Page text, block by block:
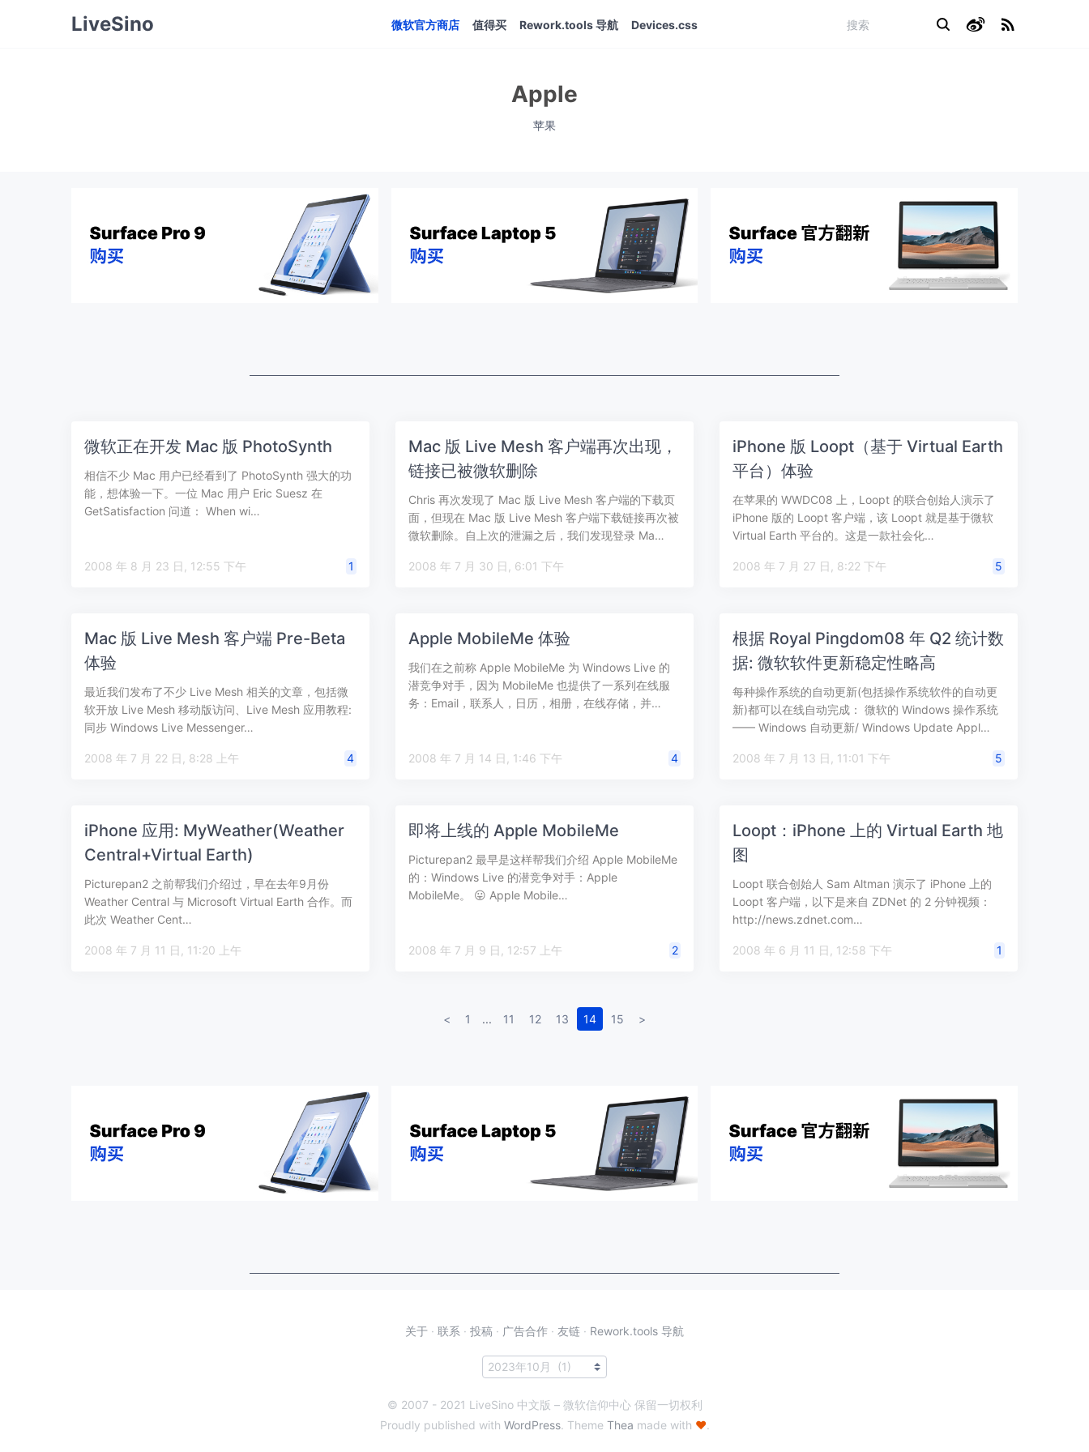
LiveSino 微软官方商店 值得买 Rework.tools 导航 Devices.css
Apple
苹果
微软正在开发 Mac 版 PhotoSynth
相信不少 Mac 用户已经看到了 PhotoSynth 强大的功
能，想体验一下。一位 Mac 用户 Eric Suesz 在
GetSatisfaction 问道： When wi…
2008 年 8 月 23 日, 12:55 下午 1
Mac 版 Live Mesh 客户端再次出现，
链接已被微软删除
Chris 再次发现了 Mac 版 Live Mesh 客户端的下载页
面，但现在 Mac 版 Live Mesh 客户端下载链接再次被
微软删除。自上次的泄漏之后，我们发现登录 Ma…
2008 年 7 月 30 日, 6:01 下午
iPhone 版 Loopt（基于 Virtual Earth
平台）体验
在苹果的 WWDC08 上，Loopt 的联合创始人演示了
iPhone 版的 Loopt 客户端，该 Loopt 就是基于微软
Virtual Earth 平台的。这是一款社会化…
2008 年 7 月 27 日, 8:22 下午 5
Mac 版 Live Mesh 客户端 Pre-Beta
体验
最近我们发布了不少 Live Mesh 相关的文章，包括微
软开放 Live Mesh 移动版访问、Live Mesh 应用教程:
同步 Windows Live Messenger…
2008 年 7 月 22 日, 8:28 上午 4
Apple MobileMe 体验
我们在之前称 Apple MobileMe 为 Windows Live 的
潜竞争对手，因为 MobileMe 也提供了一系列在线服
务：Email，联系人，日历，相册，在线存储，并…
2008 年 7 月 14 日, 1:46 下午 4
根据 Royal Pingdom08 年 Q2 统计数
据: 微软软件更新稳定性略高
每种操作系统的自动更新(包括操作系统软件的自动更
新)都可以在线自动完成： 微软的 Windows 操作系统
—— Windows 自动更新/ Windows Update Appl…
2008 年 7 月 13 日, 11:01 下午 5
iPhone 应用: MyWeather(Weather
Central+Virtual Earth)
Picturepan2 之前帮我们介绍过，早在去年9月份
Weather Central 与 Microsoft Virtual Earth 合作。而
此次 Weather Cent…
2008 年 7 月 11 日, 11:20 上午
即将上线的 Apple MobileMe
Picturepan2 最早是这样帮我们介绍 Apple MobileMe
的：Windows Live 的潜竞争对手：Apple
MobileMe。 😛 Apple Mobile…
2008 年 7 月 9 日, 12:57 上午 2
Loopt：iPhone 上的 Virtual Earth 地
图
Loopt 联合创始人 Sam Altman 演示了 iPhone 上的
Loopt 客户端，以下是来自 ZDNet 的 2 分钟视频：
http://news.zdnet.com…
2008 年 6 月 11 日, 12:58 下午 1
< 1 ... 11 12 13 14 15 >
关于 · 联系 · 投稿 · 广告合作 · 友链 · Rework.tools 导航
© 2007 - 2021 LiveSino 中文版 – 微软信仰中心 保留一切权利
Proudly published with WordPress. Theme Thea made with ♥.